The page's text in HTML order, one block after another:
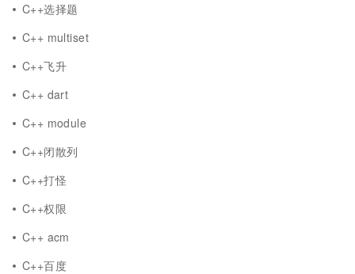
C++选择题
C++ multiset
C++飞升
C++ dart
C++ module
C++闭散列
C++打怪
C++权限
C++ acm
C++百度